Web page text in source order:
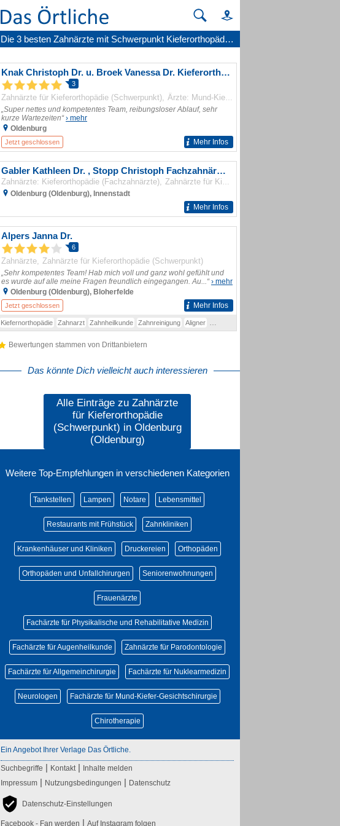
Die 3 besten Zahnärzte mit Schwerpunkt Kieferorthopädie in Oldenburg (Oldenburg)
Knak Christoph Dr. u. Broek Vanessa Dr. Kieferorthopäden
3
Zahnärzte für Kieferorthopädie (Schwerpunkt) Ärzte: Mund-Kiefer-Gesichtschirurgie (Fachärzte)
„Super nettes und kompetentes Team, reibungsloser Ablauf, sehr
kurze Wartezeiten“› mehr
Oldenburg
Jetzt geschlossen Mehr Infos
Gabler Kathleen Dr. , Stopp Christoph Fachzahnärzte für Kieferorthopädie u. Gabler Dr. Markus Zahnarzt für Kieferorthopädie
Zahnärzte: Kieferorthopädie (Fachzahnärzte) Zahnärzte für Kieferorthopädie (Schwerpunkt)
Oldenburg (Oldenburg), Innenstadt
Mehr Infos
Alpers Janna Dr.
6
Zahnärzte Zahnärzte für Kieferorthopädie (Schwerpunkt)
„Sehr kompetentes Team! Hab mich voll und ganz wohl gefühlt und
es wurde auf alle meine Fragen freundlich eingegangen. Au...“› mehr
Oldenburg (Oldenburg), Bloherfelde
Jetzt geschlossen Mehr Infos
Kiefernorthopädie Zahnarzt Zahnheilkunde Zahnreinigung Aligner
Bewertungen stammen von Drittanbietern
Das könnte Dich vielleicht auch interessieren
Alle Einträge zu Zahnärzte
für Kieferorthopädie
(Schwerpunkt) in Oldenburg
(Oldenburg)
Weitere Top-Empfehlungen in verschiedenen Kategorien
Tankstellen Lampen Notare Lebensmittel
Restaurants mit Frühstück Zahnkliniken
Krankenhäuser und Kliniken Druckereien Orthopäden
Orthopäden und Unfallchirurgen Seniorenwohnungen
Frauenärzte
Fachärzte für Physikalische und Rehabilitative Medizin
Fachärzte für Augenheilkunde Zahnärzte für Parodontologie
Fachärzte für Allgemeinchirurgie Fachärzte für Nuklearmedizin
Neurologen Fachärzte für Mund-Kiefer-Gesichtschirurgie
Chirotherapie
Ein Angebot Ihrer Verlage Das Örtliche.
Suchbegriffe | Kontakt | Inhalte melden
Impressum | Nutzungsbedingungen | Datenschutz
Datenschutz-Einstellungen
Facebook - Fan werden | Auf Instagram folgen